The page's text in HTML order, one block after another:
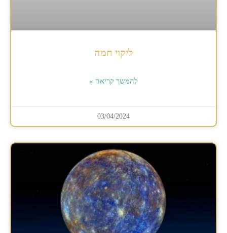
ליקוי חמה
להמשך קריאה »
03/04/2024